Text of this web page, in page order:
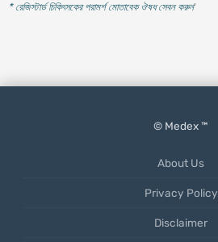
* রেজিস্টার্ড চিকিৎসকের পরামর্শ মোতাবেক ঔষধ সেবন করুন'
© Medex ™
About Us
Privacy Policy
Disclaimer